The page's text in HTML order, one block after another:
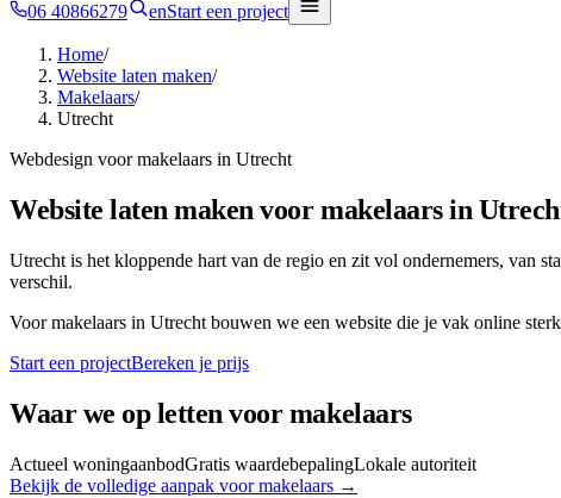
06 40866279
enStart een project
Home/
Website laten maken/
Makelaars/
Utrecht
Webdesign voormakelaars in Utrecht
Website laten maken voormakelaarsin
Utrecht is het kloppende hart van de regio en zit vol ondernemers, van
verschil.
Voormakelaars in Utrecht bouwen we een website die je vak online
Start een projectBereken je prijs
Waar we op letten voormakelaars
Actueel woningaanbodGratis waardebepalingLokale autoriteit
Bekijk de volledige aanpak voormakelaars →